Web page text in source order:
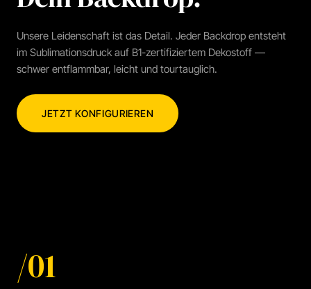
Unsere Leidenschaft ist das Detail. Jeder Backdrop entsteht
im Sublimationsdruck auf B1-zertifiziertem Dekostoff —
schwer entflammbar, leicht und tourtauglich.
JETZT KONFIGURIEREN
/01